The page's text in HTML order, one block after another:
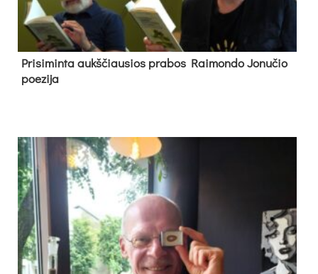
Pri­si­min­ta aukš­čiau­sios pra­bos Rai­mon­do Jo­nu­čio
poe­zi­ja